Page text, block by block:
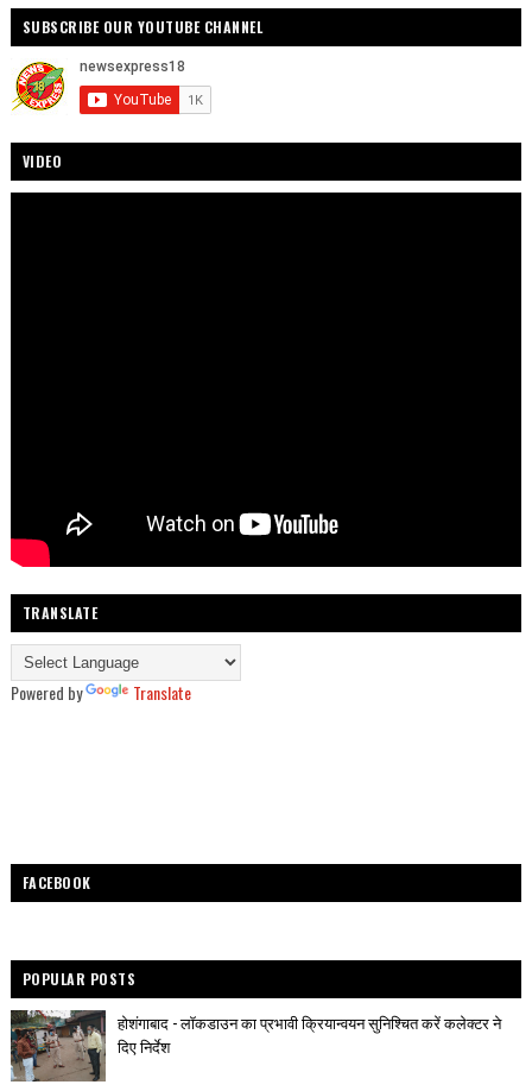
SUBSCRIBE OUR YOUTUBE CHANNEL
VIDEO
TRANSLATE
Powered by Translate
FACEBOOK
POPULAR POSTS
होशंगाबाद - लॉकडाउन का प्रभावी क्रियान्वयन सुनिश्चित करें कलेक्टर ने
दिए निर्देश